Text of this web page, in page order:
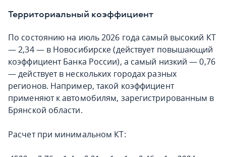
Территориальный коэффициент
По состоянию на июль 2026 года самый высокий КТ
— 2,34 — в Новосибирске (действует повышающий
коэффициент Банка России), а самый низкий — 0,76
— действует в нескольких городах разных
регионов. Например, такой коэффициент
применяют к автомобилям, зарегистрированным в
Брянской области.
Расчет при минимальном КТ: